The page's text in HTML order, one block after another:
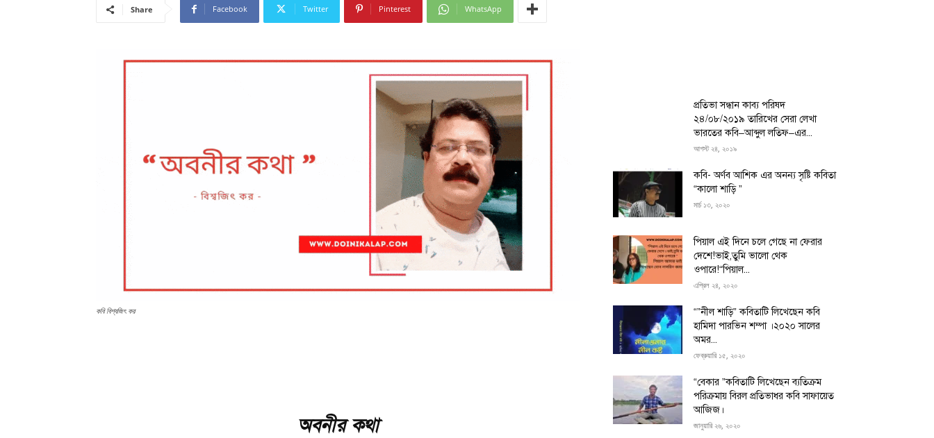
Share Facebook Twitter Pinterest WhatsApp
কবি বিশ্বজিৎ কর
অবনীর কথা
প্রতিভা সন্ধান কাব্য পরিষদ
২৪/০৮/২০১৯ তারিখের সেরা লেখা
ভারতের কবি–আব্দুল লতিফ–এর...
আগস্ট ২৪, ২০১৯
কবি- অর্ণব আশিক এর অনন্য সৃষ্টি কবিতা
“কালো শাড়ি ”
মার্চ ১৩, ২০২০
পিয়াল এই দিনে চলে গেছে না ফেরার
দেশে!ভাই,তুমি ভালো থেক
ওপারে!“পিয়াল...
এপ্রিল ২৪, ২০২০
“”নীল শাড়ি” কবিতাটি লিখেছেন কবি
হামিদা পারভিন শম্পা ।২০২০ সালের
অমর...
ফেব্রুয়ারি ১৫, ২০২০
“বেকার ”কবিতাটি লিখেছেন ব্যতিক্রম
পরিক্রমায় বিরল প্রতিভাধর কবি সাফায়েত
আজিজ।
জানুয়ারি ২৬, ২০২০